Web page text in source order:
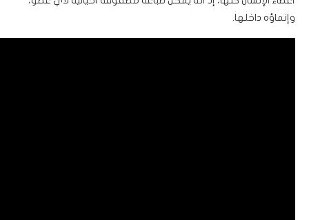
وإنماؤه داخلها.